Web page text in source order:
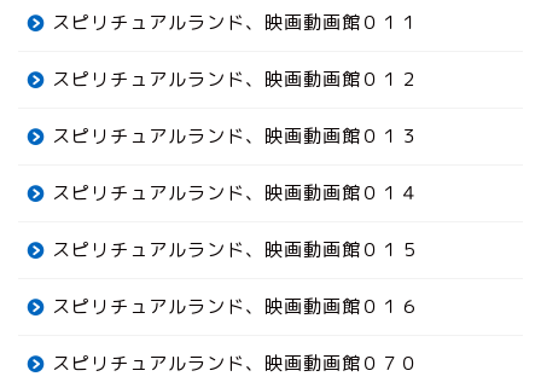
スピリチュアルランド、映画動画館０１１
スピリチュアルランド、映画動画館０１２
スピリチュアルランド、映画動画館０１３
スピリチュアルランド、映画動画館０１４
スピリチュアルランド、映画動画館０１５
スピリチュアルランド、映画動画館０１６
スピリチュアルランド、映画動画館０７０